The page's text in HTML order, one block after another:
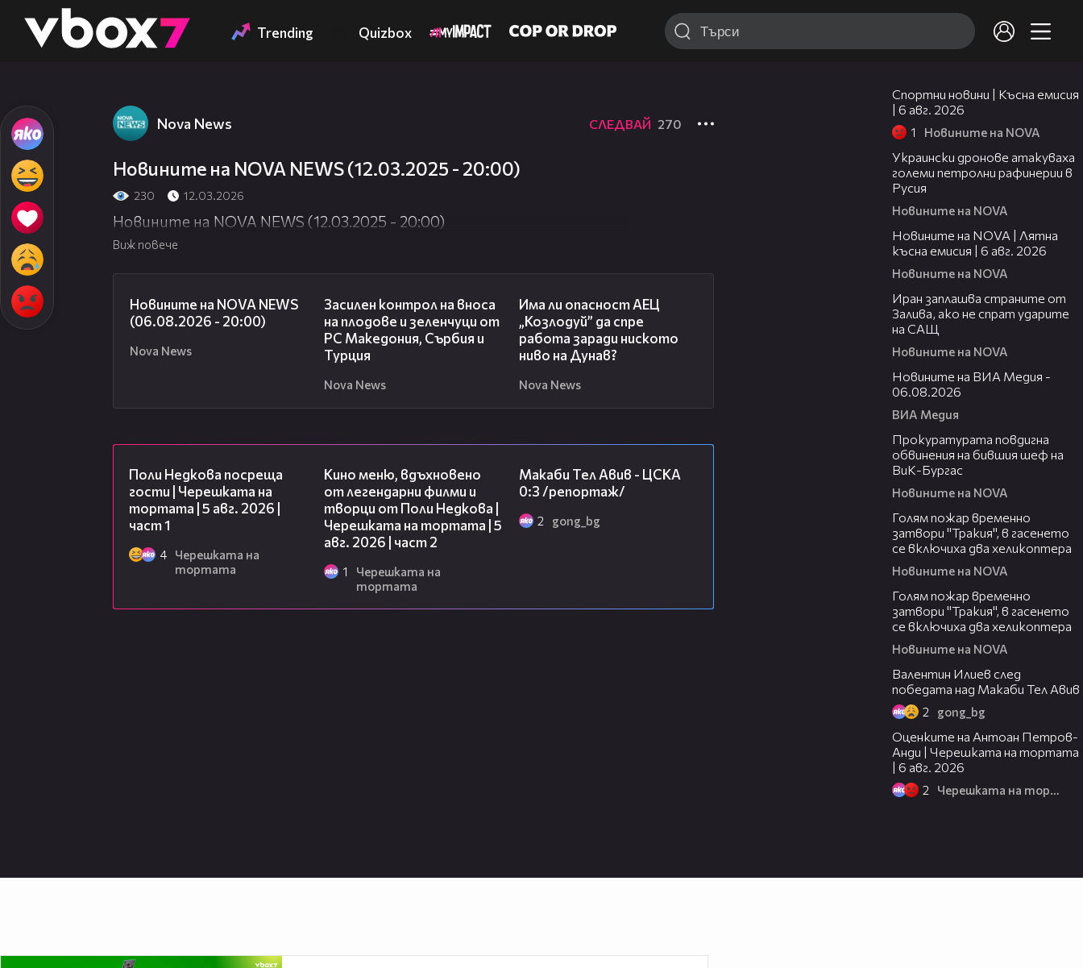
👾 Trending Quizbox
Nova News СЛЕДВАЙ 270
Новините на NOVA NEWS (12.03.2025 - 20:00)
230 12.03.2026
Новините на NOVA NEWS (12.03.2025 - 20:00)
Виж повече
Новините на NOVA NEWS
(06.08.2026 - 20:00)
Nova News
Засилен контрол на вноса
на плодове и зеленчуци от
РС Македония, Сърбия и
Турция
Nova News
Има ли опасност АЕЦ
„Козлодуй” да спре
работа заради ниското
ниво на Дунав?
Nova News
Поли Недкова посреща
гости | Черешката на
тортата | 5 авг. 2026 |
част 1
4
Черешката на
тортата
Кино меню, вдъхновено
от легендарни филми и
творци от Поли Недкова |
Черешката на тортата | 5
авг. 2026 | част 2
1
Черешката на
тортата
Макаби Тел Авив - ЦСКА
0:3 /репортаж/
2 gong_bg
Спортни новини | Късна емисия
| 6 авг. 2026
1 Новините на NOVA
Украински дронове атакуваха
големи петролни рафинерии в
Русия
Новините на NOVA
Новините на NOVA | Лятна
късна емисия | 6 авг. 2026
Новините на NOVA
Иран заплашва страните от
Залива, ако не спрат ударите
на САЩ
Новините на NOVA
Новините на ВИА Медия -
06.08.2026
ВИА Медия
Прокуратурата повдигна
обвинения на бившия шеф на
ВиК-Бургас
Новините на NOVA
Голям пожар временно
затвори "Тракия", в гасенето
се включиха два хеликоптера
Новините на NOVA
Голям пожар временно
затвори "Тракия", в гасенето
се включиха два хеликоптера
Новините на NOVA
Валентин Илиев след
победата над Макаби Тел Авив
2 gong_bg
Оценките на Антоан Петров-
Анди | Черешката на тортата
| 6 авг. 2026
2 Черешката на тортата